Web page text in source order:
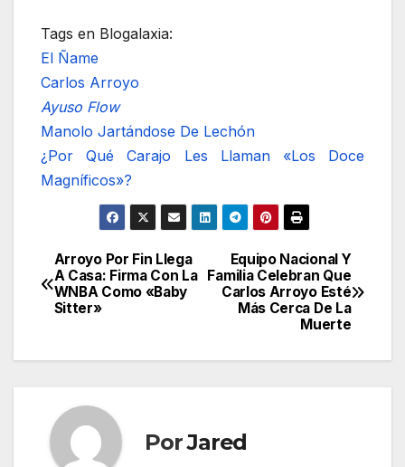
Tags en Blogalaxia:
El Ñame
Carlos Arroyo
Ayuso Flow
Manolo Jartándose De Lechón
¿Por Qué Carajo Les Llaman «Los Doce
Magníficos»?
Navegación
de
Equipo Nacional Y
Familia Celebran Que
Carlos Arroyo Esté
Más Cerca De La
Muerte
Arroyo Por Fin Llega
A Casa: Firma Con La
WNBA Como «Baby
Sitter»
PorJared